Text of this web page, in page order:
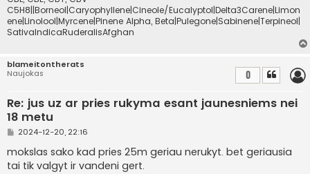
C5H8||Borneol|Caryophyllene|Cineole/Eucalyptol|Delta3Carene|Limon
ene|Linolool|Myrcene|Pinene Alpha, Beta|Pulegone|Sabinene|Terpineol|
SativaIndicaRuderalisAfghan
blameitontherats
Naujokas
Re: jus uz ar pries rukyma esant jaunesniems nei
18 metu
0
S
a
n
d
2024-12-20, 22:16
mokslas sako kad pries 25m geriau nerukyt. bet geriausia
tai tik valgyt ir vandeni gert.